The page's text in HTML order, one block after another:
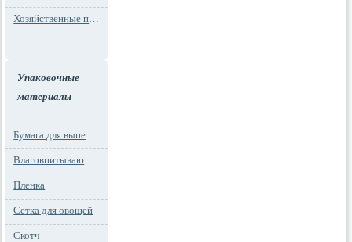
Хозяйственные пакеты
Упаковочные
материалы
Бумага для выпечки
Влаговпитывающие вкладыши
Пленка
Сетка для овощей
Скотч